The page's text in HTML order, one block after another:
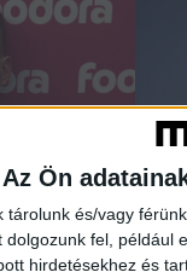
Az Ön
tárolunk és/vagy
dolgozunk fel, például
hirdetésekhez és